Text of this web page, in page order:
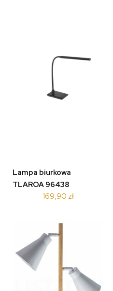
Lampa biurkowa
TLAROA 96438
169,90 zł